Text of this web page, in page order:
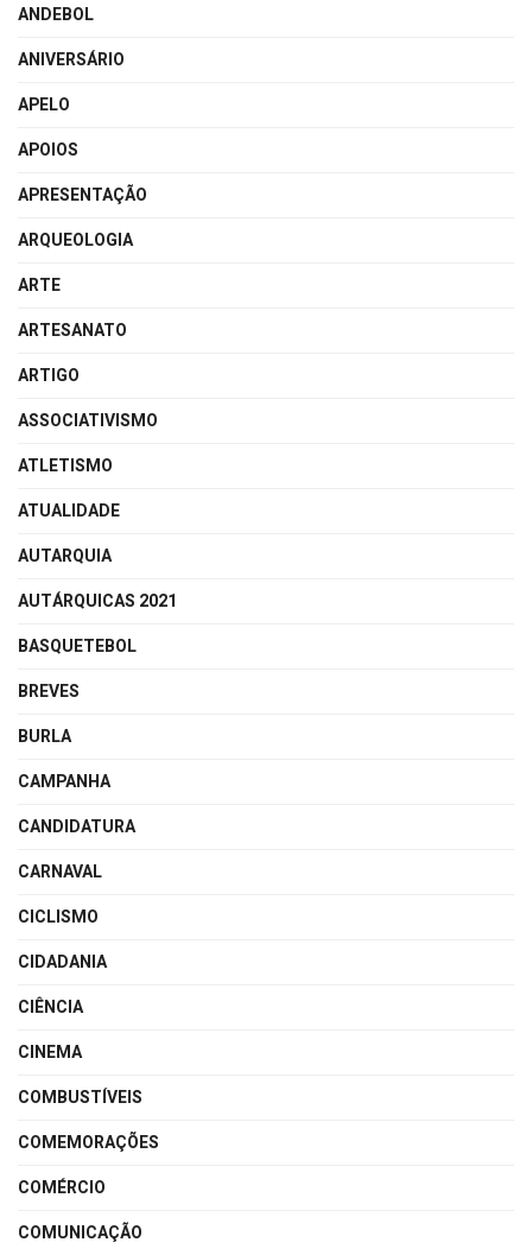
ANDEBOL
ANIVERSÁRIO
APELO
APOIOS
APRESENTAÇÃO
ARQUEOLOGIA
ARTE
ARTESANATO
ARTIGO
ASSOCIATIVISMO
ATLETISMO
ATUALIDADE
AUTARQUIA
AUTÁRQUICAS 2021
BASQUETEBOL
BREVES
BURLA
CAMPANHA
CANDIDATURA
CARNAVAL
CICLISMO
CIDADANIA
CIÊNCIA
CINEMA
COMBUSTÍVEIS
COMEMORAÇÕES
COMÉRCIO
COMUNICAÇÃO